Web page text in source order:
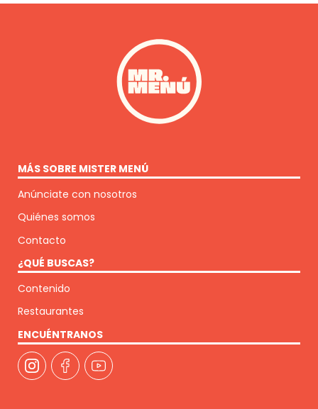
MÁS SOBRE MISTER MENÚ
Anúnciate con nosotros
Quiénes somos
Contacto
¿QUÉ BUSCAS?
Contenido
Restaurantes
ENCUÉNTRANOS